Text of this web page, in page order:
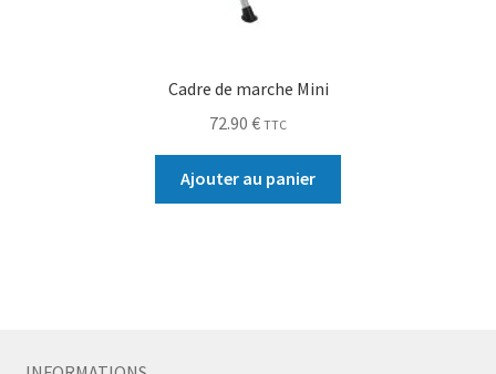
Cadre de marche Mini
72.90 € TTC
Ajouter au panier